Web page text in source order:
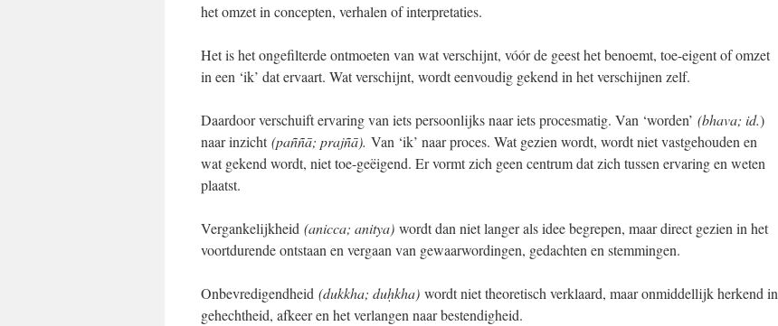
het omzet in concepten, verhalen of interpretaties.
Het is het ongefilterde ontmoeten van wat verschijnt, vóór de geest het benoemt, toe-eigent of omzet
in een ‘ik’ dat ervaart. Wat verschijnt, wordt eenvoudig gekend in het verschijnen zelf.
Daardoor verschuift ervaring van iets persoonlijks naar iets procesmatig. Van ‘worden’ (bhava; id.)
naar inzicht(paññā; prajñā). Van ‘ik’ naar proces. Wat gezien wordt, wordt niet vastgehouden en
wat gekend wordt, niet toe-geëigend. Er vormt zich geen centrum dat zich tussen ervaring en weten
plaatst.
Vergankelijkheid (anicca; anitya) wordt dan niet langer als idee begrepen, maar direct gezien in het
voortdurende ontstaan en vergaan van gewaarwordingen, gedachten en stemmingen.
Onbevredigendheid (dukkha; duḥkha) wordt niet theoretisch verklaard, maar onmiddellijk herkend in
gehechtheid, afkeer en het verlangen naar bestendigheid.